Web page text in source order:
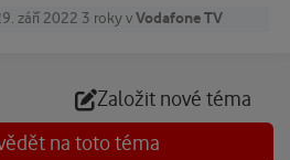
září 2022 3 rokyvVodafone TV
Založit nové téma
na toto téma